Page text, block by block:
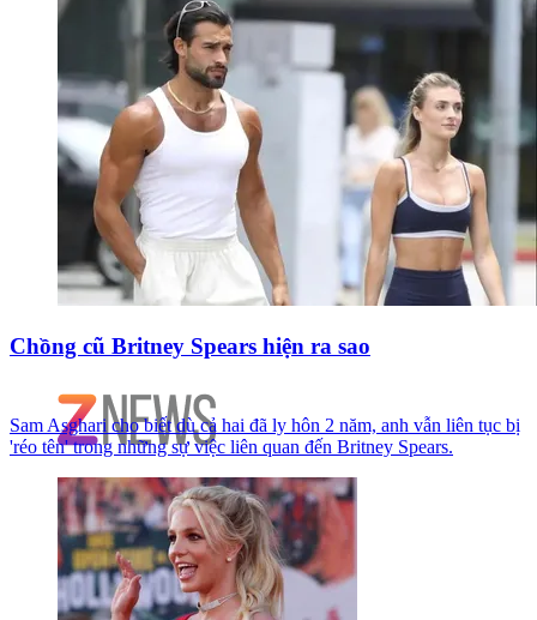
Chồng cũ Britney Spears hiện ra sao
Sam Asghari cho biết dù cả hai đã ly hôn 2 năm, anh vẫn liên tục bị
'réo tên' trong những sự việc liên quan đến Britney Spears.